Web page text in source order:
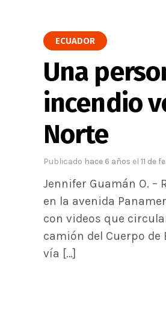
ECUADOR
Una
incendio
Norte
Publicado hace 6 años el 11 de
Jennifer Guamán O.
en la avenida
con videos que
camión del Cuerpo
vía […]